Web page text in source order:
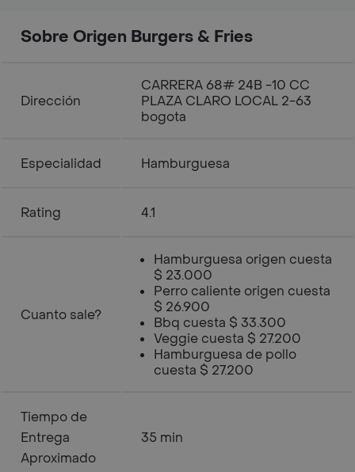
Sobre Origen Burgers & Fries
Dirección
CARRERA 68# 24B -10 CC
PLAZA CLARO LOCAL 2-63
bogota
Especialidad Hamburguesa
Rating 4.1
Cuanto sale?
Hamburguesa origen cuesta
$ 23.000
Perro caliente origen cuesta
$ 26.900
Bbq cuesta $ 33.300
Veggie cuesta $ 27.200
Hamburguesa de pollo
cuesta $ 27.200
Tiempo de
Entrega
Aproximado
35 min